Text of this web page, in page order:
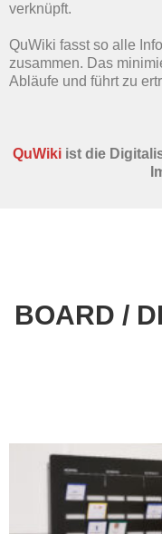
verknüpft.
QuWiki fasst so alle
zusammen. Das
Abläufe und führt zu
QuWiki ist die
BOARD /